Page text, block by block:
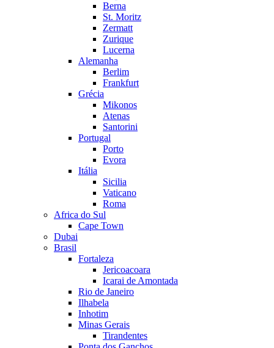
Berna
St. Moritz
Zermatt
Zurique
Lucerna
Alemanha
Berlim
Frankfurt
Grécia
Mikonos
Atenas
Santorini
Portugal
Porto
Evora
Itália
Sicilia
Vaticano
Roma
Africa do Sul
Cape Town
Dubai
Brasil
Fortaleza
Jericoacoara
Icarai de Amontada
Rio de Janeiro
Ilhabela
Inhotim
Minas Gerais
Tirandentes